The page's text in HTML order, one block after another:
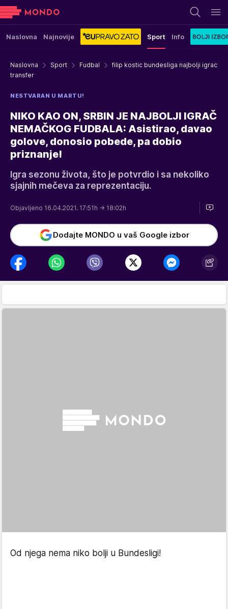
Naslovna Najnovije Sport Info
Naslovna Sport Fudbal
filip kostic bundesliga najbolji igrac
transfer
NESTVARAN U MARTU!
NIKO KAO ON, SRBIN JE NAJBOLJI IGRAČ
NEMAČKOG FUDBALA: Asistirao, davao
golove, donosio pobede, pa dobio
priznanje!
Igra sezonu života, što je potvrdio i sa nekoliko
sjajnih mečeva za reprezentaciju.
Objavljeno 16.04.2021. 17:51h → 18:02h
Dodajte MONDO u vaš Google izbor
Od njega nema niko bolji u Bundesligi!